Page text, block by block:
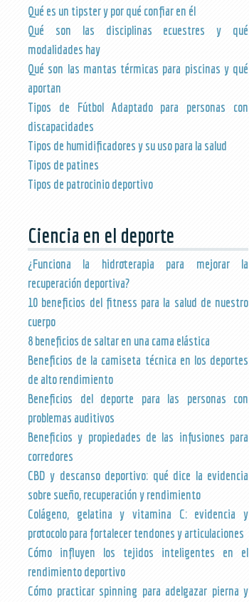
Qué es un tipster y por qué confiar en él
Qué son las disciplinas ecuestres y qué
modalidades hay
Qué son las mantas térmicas para piscinas y qué
aportan
Tipos de Fútbol Adaptado para personas con
discapacidades
Tipos de humidificadores y su uso para la salud
Tipos de patines
Tipos de patrocinio deportivo
Ciencia en el deporte
¿Funciona la hidroterapia para mejorar la
recuperación deportiva?
10 beneficios del fitness para la salud de nuestro
cuerpo
8 beneficios de saltar en una cama elástica
Beneficios de la camiseta técnica en los deportes
de alto rendimiento
Beneficios del deporte para las personas con
problemas auditivos
Beneficios y propiedades de las infusiones para
corredores
CBD y descanso deportivo: qué dice la evidencia
sobre sueño, recuperación y rendimiento
Colágeno, gelatina y vitamina C: evidencia y
protocolo para fortalecer tendones y articulaciones
Cómo influyen los tejidos inteligentes en el
rendimiento deportivo
Cómo practicar spinning para adelgazar pierna y